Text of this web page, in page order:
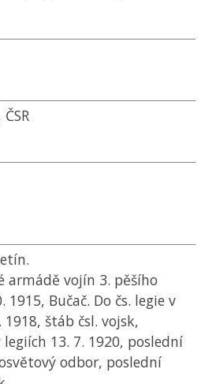
ČSR
armádě vojín 3. pěšího
Bučač. Do čs. legie v
1918, štáb čsl. vojsk,
13. 7. 1920, poslední
odbor, poslední